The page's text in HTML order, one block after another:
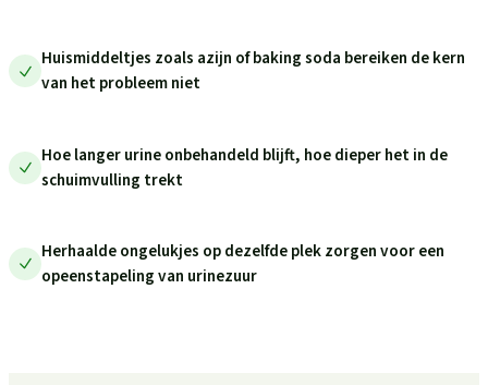
Huismiddeltjes zoals azijn of baking soda bereiken de kern
van het probleem niet
Hoe langer urine onbehandeld blijft, hoe dieper het in de
schuimvulling trekt
Herhaalde ongelukjes op dezelfde plek zorgen voor een
opeenstapeling van urinezuur